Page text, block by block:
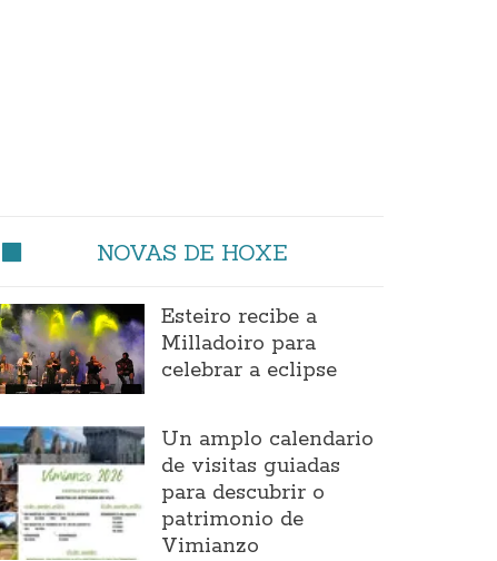
NOVAS DE HOXE
Esteiro recibe a
Milladoiro para
celebrar a eclipse
Un amplo calendario
de visitas guiadas
para descubrir o
patrimonio de
Vimianzo